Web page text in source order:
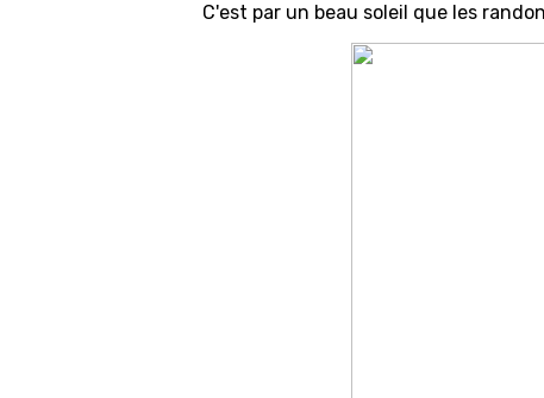
C'est par un beau soleil que les